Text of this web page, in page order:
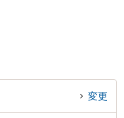
変更